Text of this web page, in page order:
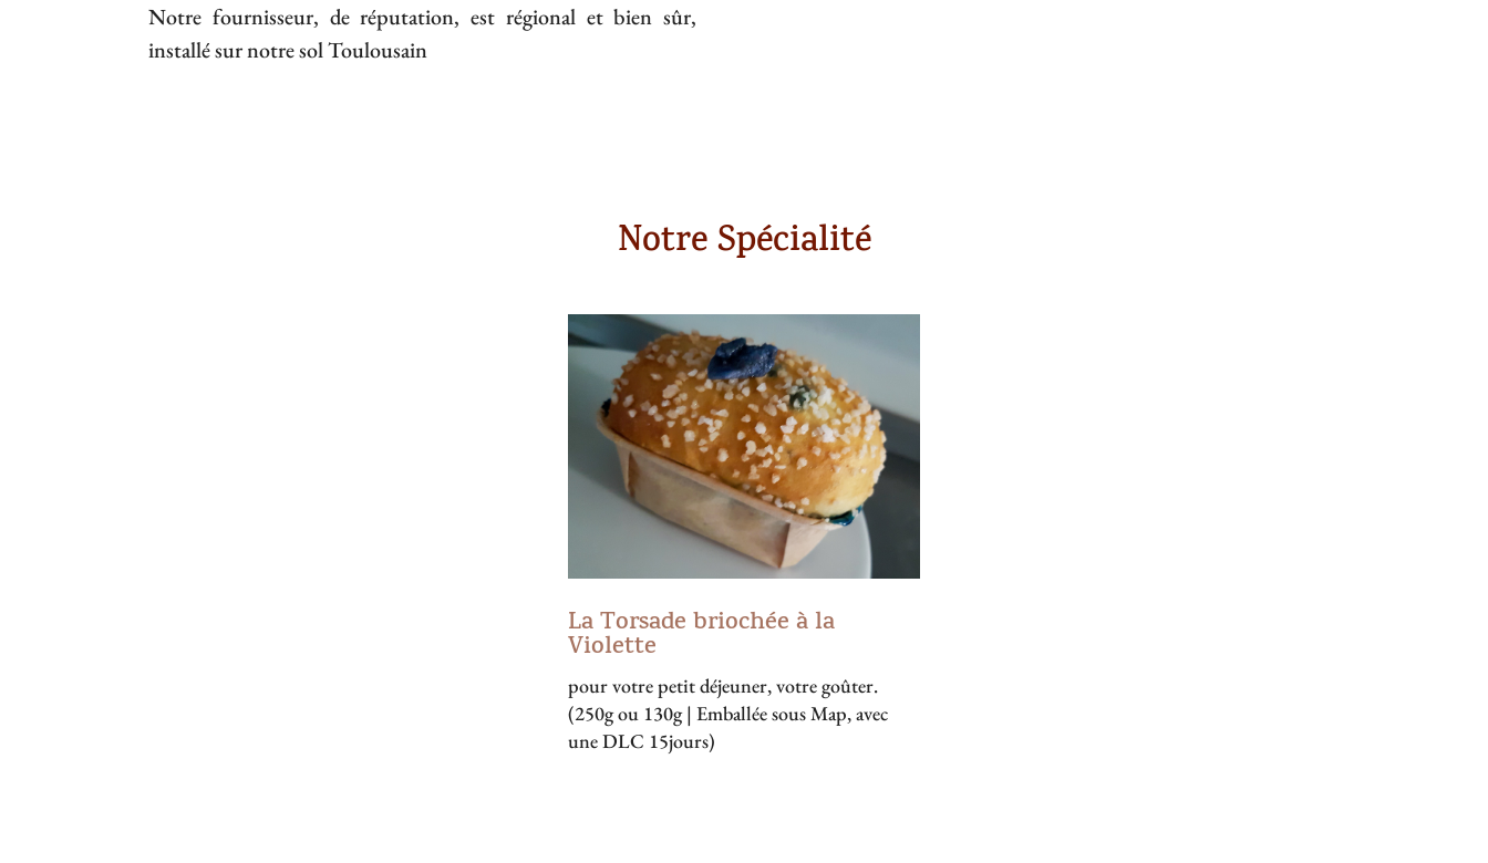
Notre fournisseur, de réputation, est régional et bien sûr,
installé sur notre sol Toulousain
Notre Spécialité
La Torsade briochée à la
Violette
pour votre petit déjeuner, votre goûter.
(250g ou 130g | Emballée sous Map, avec
une DLC 15jours)